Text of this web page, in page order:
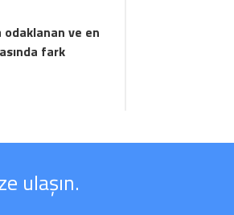
odaklanan ve en
fark
ulaşın.